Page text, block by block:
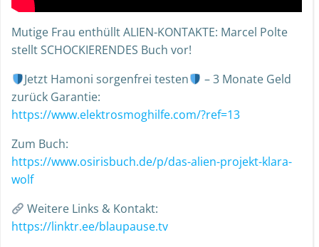
Mutige Frau enthüllt ALIEN-KONTAKTE: Marcel Polte
stellt SCHOCKIERENDES Buch vor!
Jetzt Hamoni sorgenfrei testen
– 3 Monate Geld
zurück Garantie:
https://www.elektrosmoghilfe.com/?ref=13
Zum Buch:
https://www.osirisbuch.de/p/das-alien-projekt-klara-
wolf
Weitere Links & Kontakt:
https://linktr.ee/blaupause.tv